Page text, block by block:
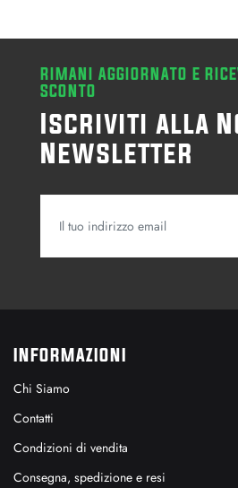
RIMANI AGGIORNATO E
SCONTO
Iscriviti alla
Newsletter
INFORMAZIONI
Chi Siamo
Contatti
Condizioni di vendita
Consegna, spedizione e resi